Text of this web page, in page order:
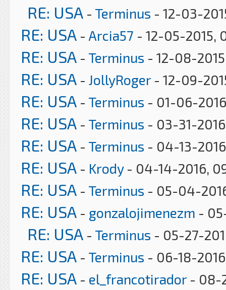
RE: USA - Terminus - 12-03-
RE: USA - Arcia57 - 12-05-2015,
RE: USA - Terminus - 12-08-
RE: USA - JollyRoger- 12-09-
RE: USA - Terminus - 01-06-
RE: USA - Terminus - 03-31-
RE: USA - Terminus - 04-13-
RE: USA - Krody- 04-14-2016,
RE: USA - Terminus - 05-04-
RE: USA - gonzalojimenezm -
RE: USA - Terminus - 05-27-
RE: USA - Terminus - 06-18-2016,
RE: USA - el_francotirador- 08-